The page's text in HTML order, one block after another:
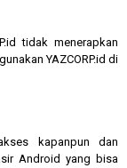
tidak menerapkan
YAZCORP.id di
kapanpun dan
Android yang bisa